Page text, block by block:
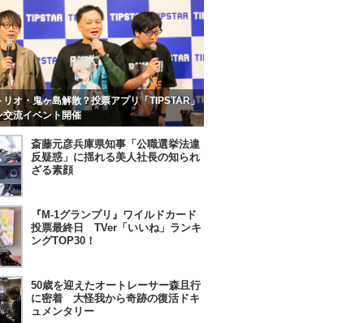
リオ・鬼ヶ島解散？投票アプリ「TIPSTAR」
交流イベント開催
斎藤元彦兵庫県知事「公職選挙法違
反疑惑」に揺れる美人社長の知られ
ざる素顔
『M-1グランプリ』ワイルドカード
投票最終日 TVer「いいね」ランキ
ングTOP30！
50歳を迎えたオートレーサー森且行
に密着 大怪我から奇跡の復活ドキ
ュメンタリー